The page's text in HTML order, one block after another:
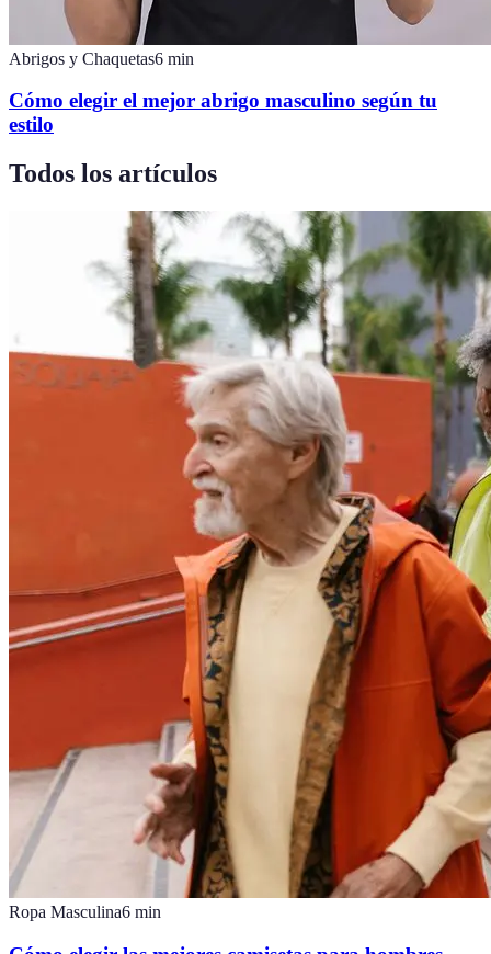
Abrigos y Chaquetas6 min
Cómo elegir el mejor abrigo masculino según tu
estilo
Todos los artículos
Ropa Masculina6 min